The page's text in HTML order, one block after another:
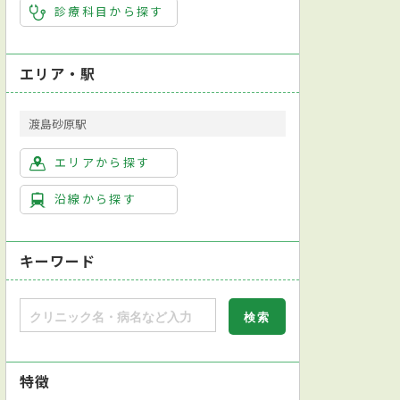
診療科目から探す
エリア・駅
渡島砂原駅
エリアから探す
沿線から探す
キーワード
特徴